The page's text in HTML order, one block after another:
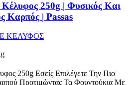
250g | Φυσικός Και
Καρπός | Passas
ΚΕΛΥΦΟΣ
250g Εσείς Επιλέγετε Την Πιο
Προτιμώντας Τα Φουντούκια Με